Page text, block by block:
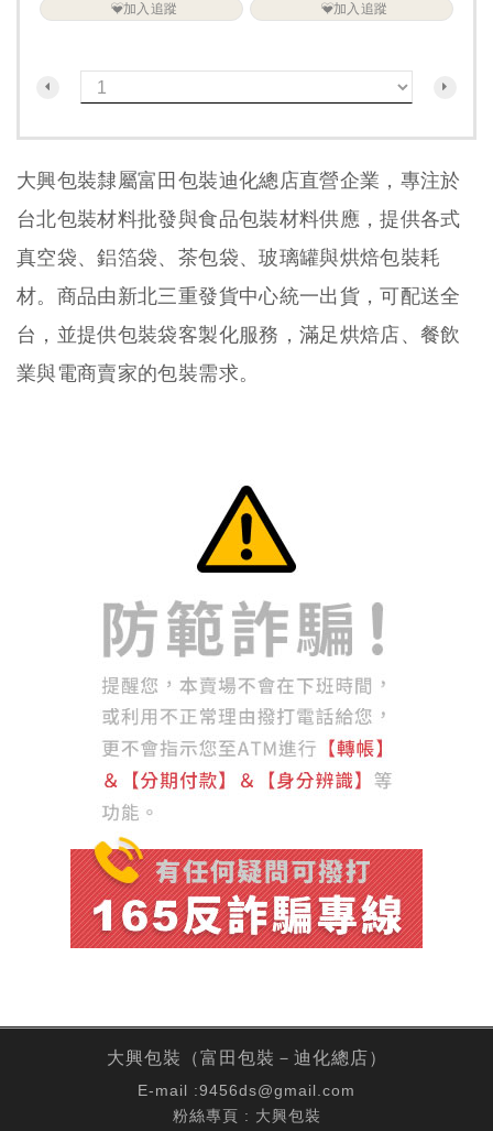
加入追蹤 加入追蹤
大興包裝隸屬富田包裝迪化總店直營企業，專注於
台北包裝材料批發與食品包裝材料供應，提供各式
真空袋、鋁箔袋、茶包袋、玻璃罐與烘焙包裝耗
材。商品由新北三重發貨中心統一出貨，可配送全
台，並提供包裝袋客製化服務，滿足烘焙店、餐飲
業與電商賣家的包裝需求。
大興包裝（富田包裝－迪化總店）
E-mail :9456ds@gmail.com
粉絲專頁 : 大興包裝